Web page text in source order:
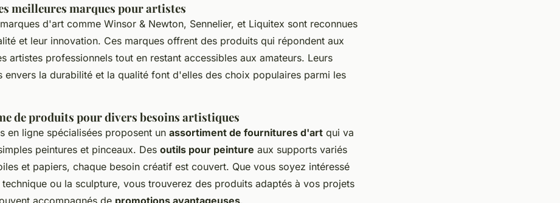
meilleures marques pour artistes
d'art comme Winsor & Newton, Sennelier, et Liquitex sont reconnues
et leur innovation. Ces marques offrent des produits qui répondent aux
artistes professionnels tout en restant accessibles aux amateurs. Leurs
envers la durabilité et la qualité font d'elles des choix populaires parmi les
de produits pour divers besoins artistiques
en ligne spécialisées proposent un assortiment de fournitures d'art qui va
peintures et pinceaux. Des outils pour peinture aux supports variés
et papiers, chaque besoin créatif est couvert. Que vous soyez intéressé
technique ou la sculpture, vous trouverez des produits adaptés à vos projets